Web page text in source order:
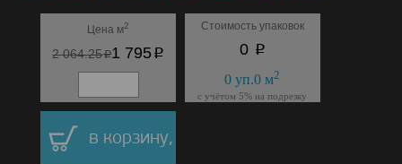
Цена м2
2 064.25p1 795p
Стоимость упаковок
0 p
0 уп.0 м2
с учётом 5% на подрезку
в корзину,